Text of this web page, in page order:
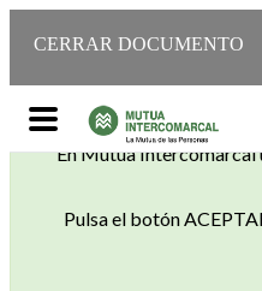
CERRAR DOCUMENTO